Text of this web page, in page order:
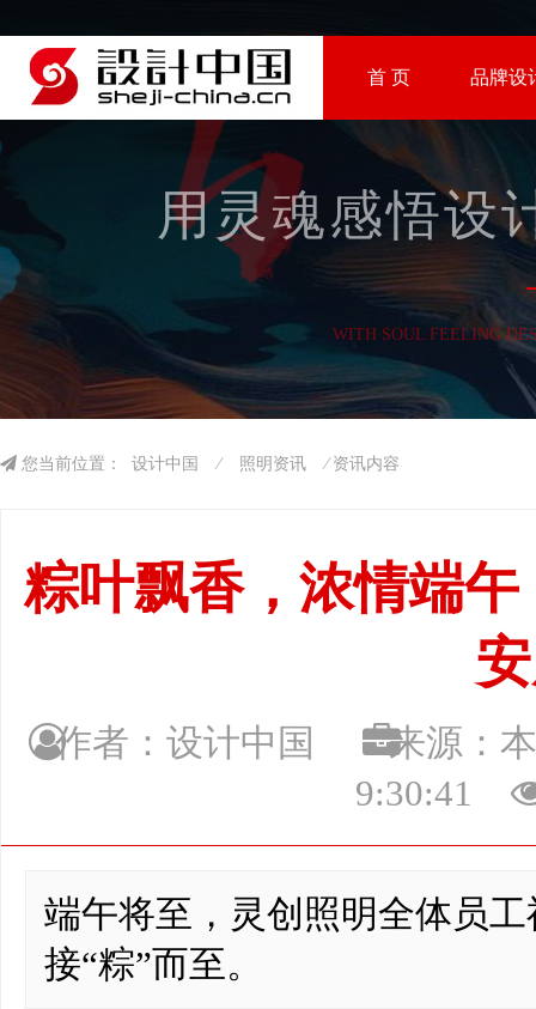
首 页 品牌设
用灵魂感悟设
WITH SOUL FEELING
您当前位置： 设计中国 ⁄ 照明资讯 ⁄ 资讯内容
粽叶飘香，浓情端
作者：设计中国
来源：
9:30:41
端午将至，灵创照明全体员
接“粽”而至。